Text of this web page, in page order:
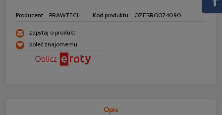
Producent: PRAWTECH Kod produktu: OZESRO074090
zapytaj o produkt
poleć znajomemu
Opis